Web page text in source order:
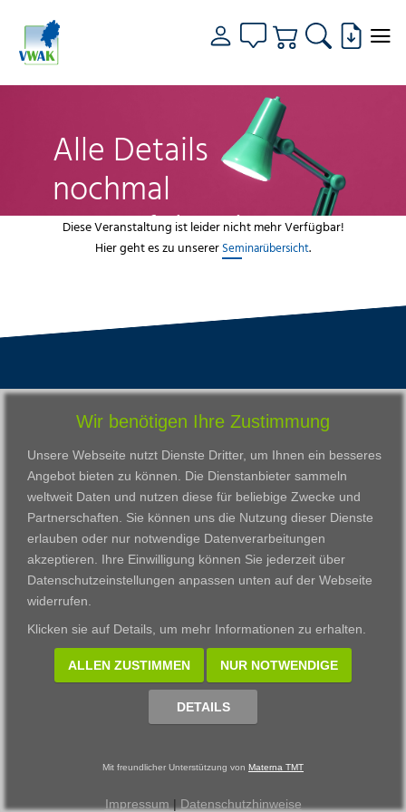
Alle Details
nochmal
genau fokussiert
Diese Veranstaltung ist leider nicht mehr Verfügbar!
Hier geht es zu unserer Seminarübersicht.
VWAK
Karriere
Kontakt
Download
Impressum
Datenschutzerklärung
Standorte
Darmstadt
Frankfurt am Main
Gießen
Kassel
Wiesbaden
Fortbildungszentrum
Bildungsangebot
Ausbildung
Zertifikatslehrgänge
Fortbildung
© 2002 - 2026 Materna TMT GmbH, powered by CARUSO
Wir benötigen Ihre Zustimmung
Unsere Webseite nutzt Dienste Dritter, um Ihnen ein besseres
Angebot bieten zu können. Die Dienstanbieter sammeln
weltweit Daten und nutzen diese für beliebige Zwecke und
Partnerschaften. Sie können uns die Nutzung dieser Dienste
erlauben oder nur notwendige Datenverarbeitungen
akzeptieren. Ihre Einwilligung können Sie jederzeit über
Datenschutzeinstellungen anpassen unten auf der Webseite
widerrufen.
Klicken sie auf Details, um mehr Informationen zu erhalten.
ALLEN ZUSTIMMEN NUR NOTWENDIGE
DETAILS
Mit freundlicher Unterstützung von Materna TMT
Impressum | Datenschutzhinweise